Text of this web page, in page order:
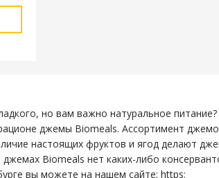
но вам важно натуральное питание?
джемы Biomeals. Ассортимент
настоящих фруктов и ягод делают
Biomeals нет каких-либо
вы можете на нашем сайте: https: